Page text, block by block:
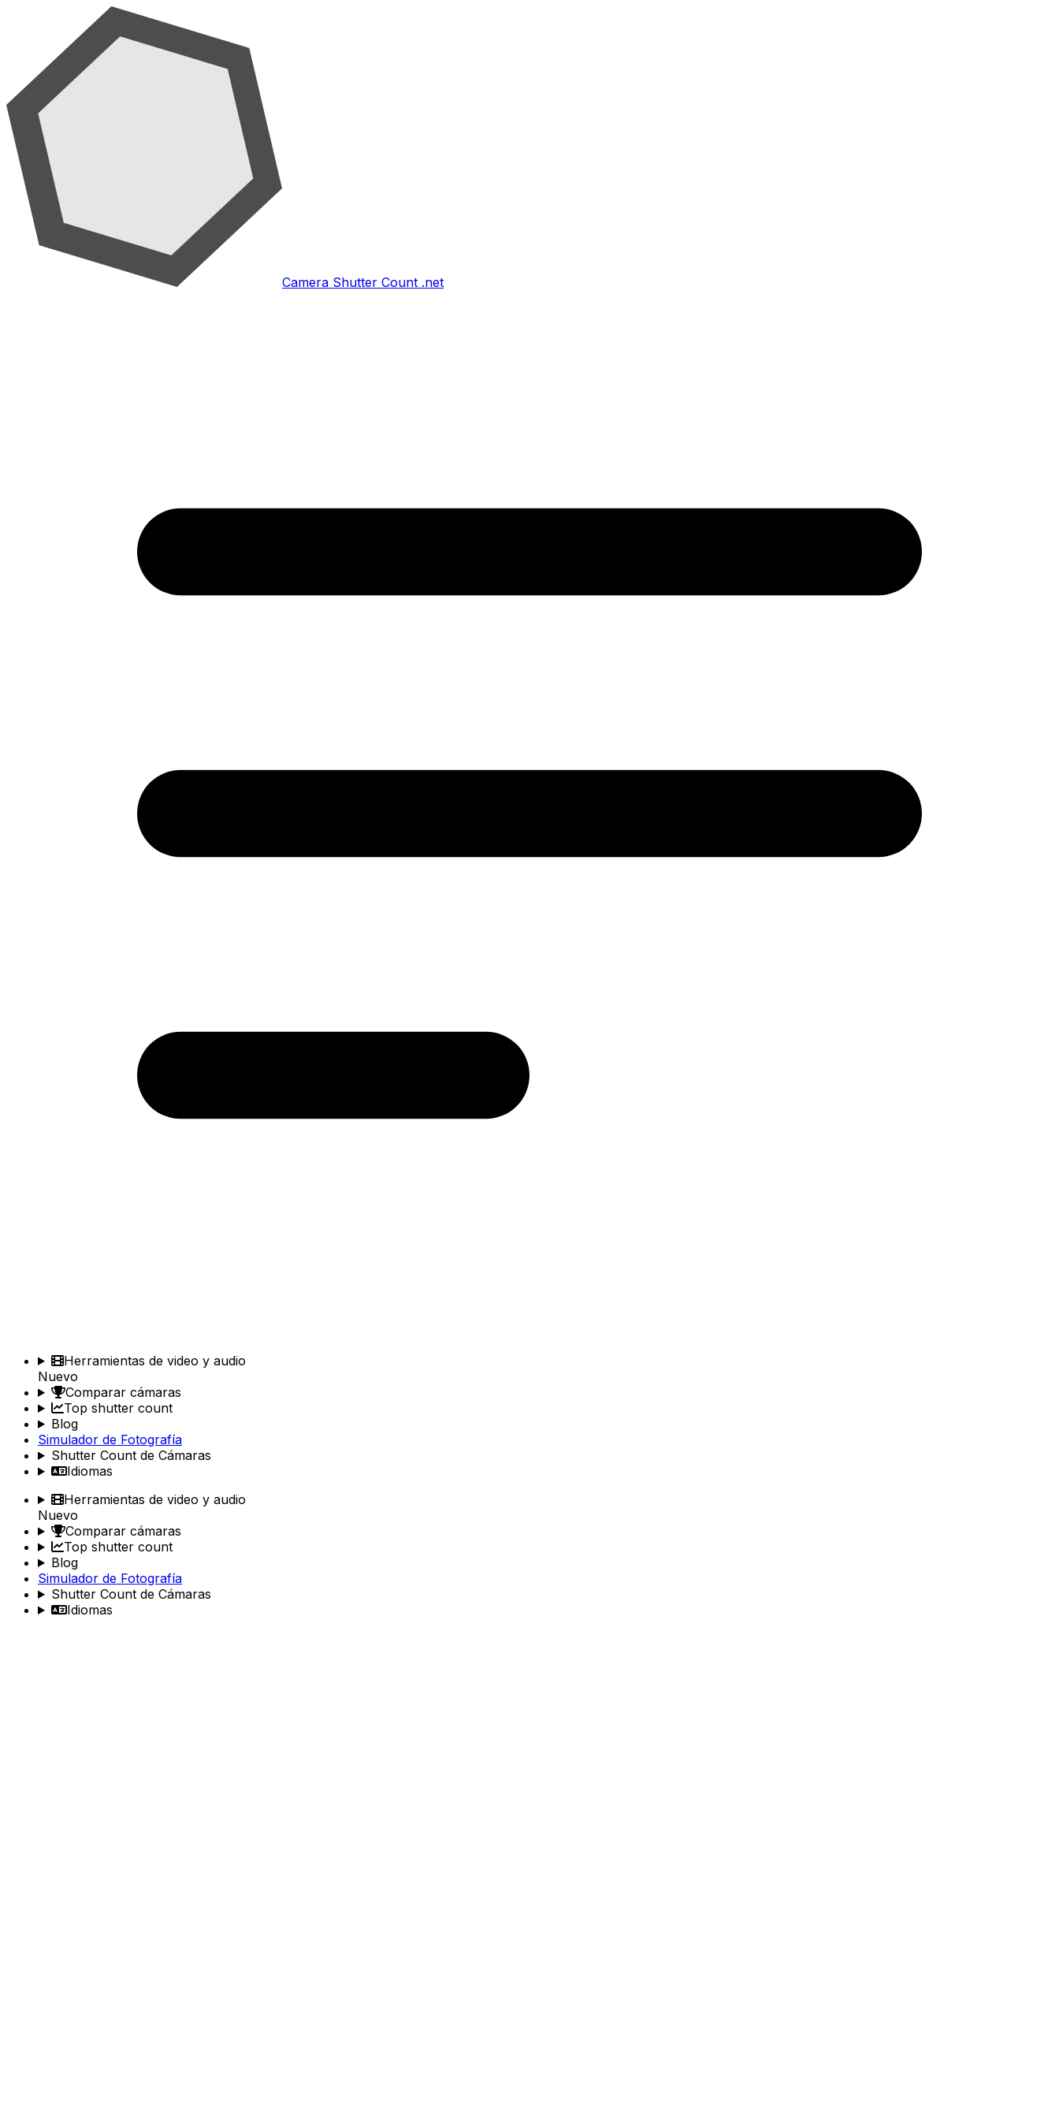
Camera Shutter Count .net
Herramientas de video y audio
Nuevo
Comparar cámaras
Top shutter count
Blog
Simulador de Fotografía
Shutter Count de Cámaras
Idiomas
Herramientas de video y audio
Nuevo
Comparar cámaras
Top shutter count
Blog
Simulador de Fotografía
Shutter Count de Cámaras
Idiomas